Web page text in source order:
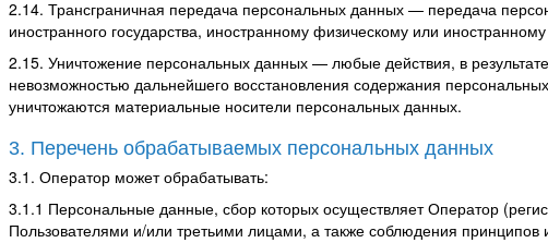
2.14. Трансграничная передача персональных данных — передача
иностранного государства, иностранному физическому или
2.15. Уничтожение персональных данных — любые действия, в
невозможностью дальнейшего восстановления содержания
уничтожаются материальные носители персональных данных.
3. Перечень обрабатываемых персональных данных
3.1. Оператор может обрабатывать:
3.1.1 Персональные данные, сбор которых осуществляет Оператор
Пользователями и/или третьими лицами, а также соблюдения